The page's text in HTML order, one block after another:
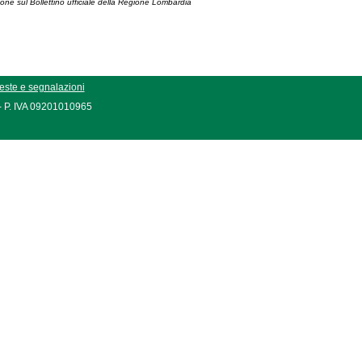
sul Bollettino ufficiale della Regione Lombardia
e segnalazioni
IVA 09201010965